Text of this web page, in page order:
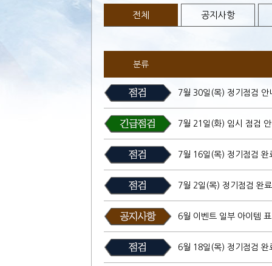
전체 공지사항
분류
7월 30일(목) 정기점검
7월 21일(화) 임시 점검
7월 16일(목) 정기점검 완
7월 2일(목) 정기점검 완
6월 이벤트 일부 아이템
6월 18일(목) 정기점검 완